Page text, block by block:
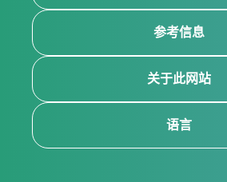
参考信息
关于此网站
语言